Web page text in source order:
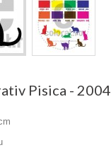
Pisica - 2004